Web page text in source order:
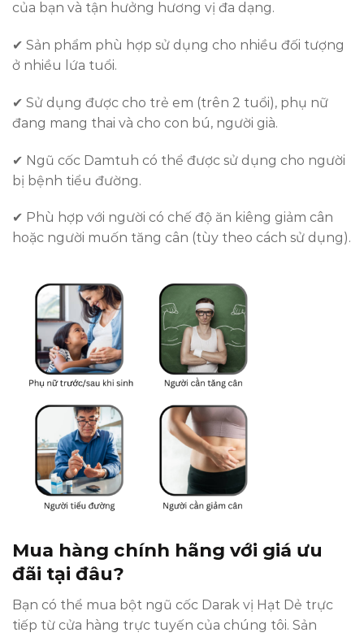
của bạn và tận hưởng hương vị đa dạng.
✔ Sản phẩm phù hợp sử dụng cho nhiều đối tượng
ở nhiều lứa tuổi.
✔ Sử dụng được cho trẻ em (trên 2 tuổi), phụ nữ
đang mang thai và cho con bú, người già.
✔ Ngũ cốc Damtuh có thể được sử dụng cho người
bị bệnh tiểu đường.
✔ Phù hợp với người có chế độ ăn kiêng giảm cân
hoặc người muốn tăng cân (tùy theo cách sử dụng).
Mua hàng chính hãng với giá ưu
đãi tại đâu?
Bạn có thể mua bột ngũ cốc Darak vị Hạt Dẻ trực
tiếp từ cửa hàng trực tuyến của chúng tôi. Sản